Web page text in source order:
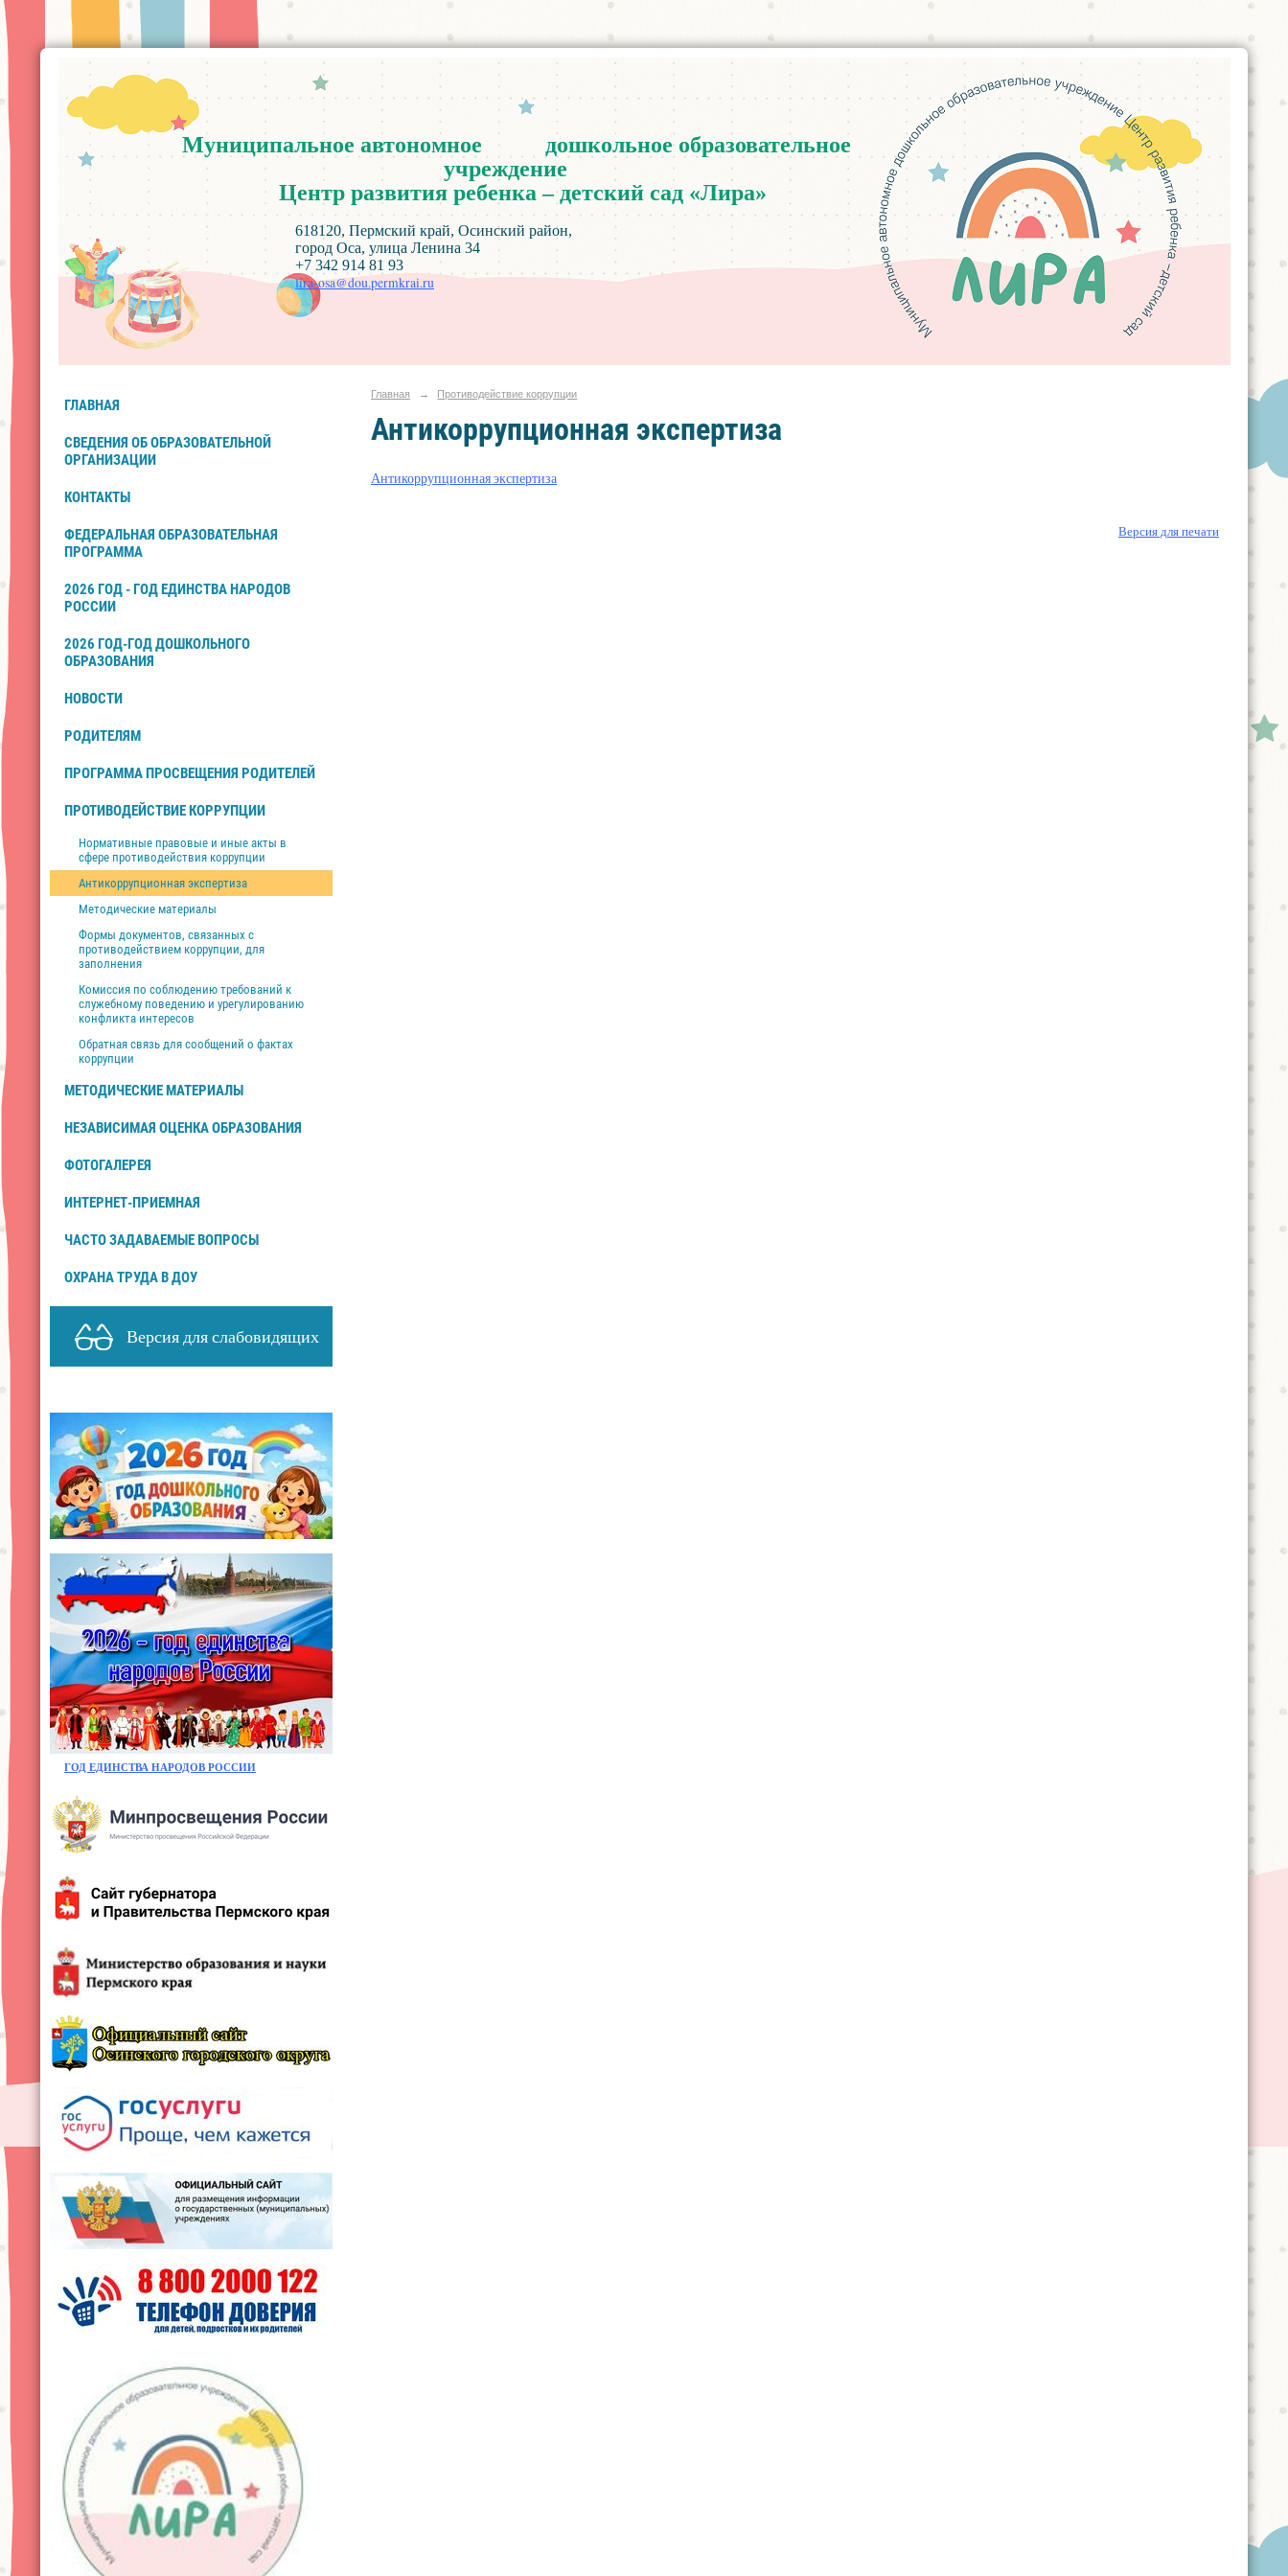
Муниципальное автономное дошкольноеобразовательное
учреждение
Центр развития ребенка –детский сад«Лира»
618120, Пермский край, Осинский район,
город Оса, улица Ленина 34
+7 342 914 81 93
lira-osa@dou.permkrai.ru
ГЛАВНАЯ
СВЕДЕНИЯ ОБ ОБРАЗОВАТЕЛЬНОЙ
ОРГАНИЗАЦИИ
КОНТАКТЫ
ФЕДЕРАЛЬНАЯ ОБРАЗОВАТЕЛЬНАЯ
ПРОГРАММА
2026 ГОД - ГОД ЕДИНСТВА НАРОДОВ
РОССИИ
2026 ГОД-ГОД ДОШКОЛЬНОГО
ОБРАЗОВАНИЯ
НОВОСТИ
РОДИТЕЛЯМ
ПРОГРАММА ПРОСВЕЩЕНИЯ РОДИТЕЛЕЙ
ПРОТИВОДЕЙСТВИЕ КОРРУПЦИИ
Нормативные правовые и иные акты в
сфере противодействия коррупции
Антикоррупционная экспертиза
Методические материалы
Формы документов, связанных с
противодействием коррупции, для
заполнения
Комиссия по соблюдению требований к
служебному поведению и урегулированию
конфликта интересов
Обратная связь для сообщений о фактах
коррупции
МЕТОДИЧЕСКИЕ МАТЕРИАЛЫ
НЕЗАВИСИМАЯ ОЦЕНКА ОБРАЗОВАНИЯ
ФОТОГАЛЕРЕЯ
ИНТЕРНЕТ-ПРИЕМНАЯ
ЧАСТО ЗАДАВАЕМЫЕ ВОПРОСЫ
ОХРАНА ТРУДА В ДОУ
Версия для слабовидящих
ГОД ЕДИНСТВА НАРОДОВ РОССИИ
Главная → Противодействие коррупции
Антикоррупционная экспертиза
Антикоррупционная экспертиза
Версия для печати